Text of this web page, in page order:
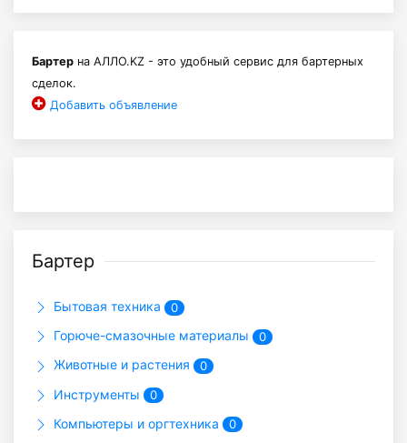
Бартер на АЛЛО.KZ - это удобный сервис для бартерных
сделок.
Добавить объявление
Бартер
Бытовая техника 0
Горюче-смазочные материалы 0
Животные и растения 0
Инструменты 0
Компьютеры и оргтехника 0